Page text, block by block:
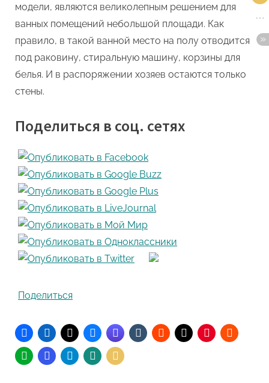
модели, являются великолепным решением для
ванных помещений небольшой площади. Как
правило, в такой ванной место на полу отводится
под раковину, стиральную машину, корзины для
белья. И в распоряжении хозяев остаются только
стены.
Поделиться в соц. сетях
Поделиться